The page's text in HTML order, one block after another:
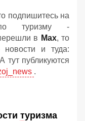
подпишитесь на
туризму -
в Мах, то
новости и туда:
тут публикуются
.
туризма